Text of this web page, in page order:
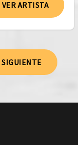
VER ARTISTA
SIGUIENTE